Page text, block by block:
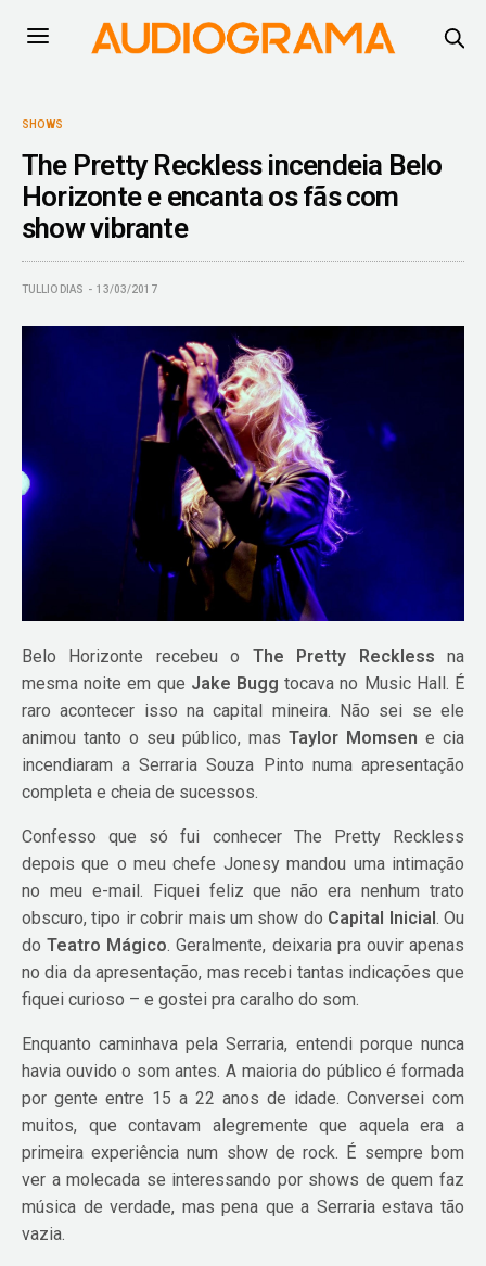
SHOWS
The Pretty Reckless incendeia Belo
Horizonte e encanta os fãs com
show vibrante
TULLIO DIAS 13/03/2017
Belo Horizonte recebeu o The Pretty Reckless na
mesma noite em que Jake Bugg tocava no Music Hall. É
raro acontecer isso na capital mineira. Não sei se ele
animou tanto o seu público, mas Taylor Momsen e cia
incendiaram a Serraria Souza Pinto numa apresentação
completa e cheia de sucessos.
Confesso que só fui conhecer The Pretty Reckless
depois que o meu chefe Jonesy mandou uma intimação
no meu e-mail. Fiquei feliz que não era nenhum trato
obscuro, tipo ir cobrir mais um show do Capital Inicial. Ou
doTeatro Mágico. Geralmente, deixaria pra ouvir apenas
no dia da apresentação, mas recebi tantas indicações que
fiquei curioso – e gostei pra caralho do som.
Enquanto caminhava pela Serraria, entendi porque nunca
havia ouvido o som antes. A maioria do público é formada
por gente entre 15 a 22 anos de idade. Conversei com
muitos, que contavam alegremente que aquela era a
primeira experiência num show de rock. É sempre bom
ver a molecada se interessando por shows de quem faz
música de verdade, mas pena que a Serraria estava tão
vazia.